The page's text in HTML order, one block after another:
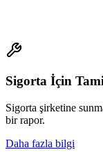
Sigorta İçin
Sigorta şirketine
bir rapor.
Daha fazla bilgi